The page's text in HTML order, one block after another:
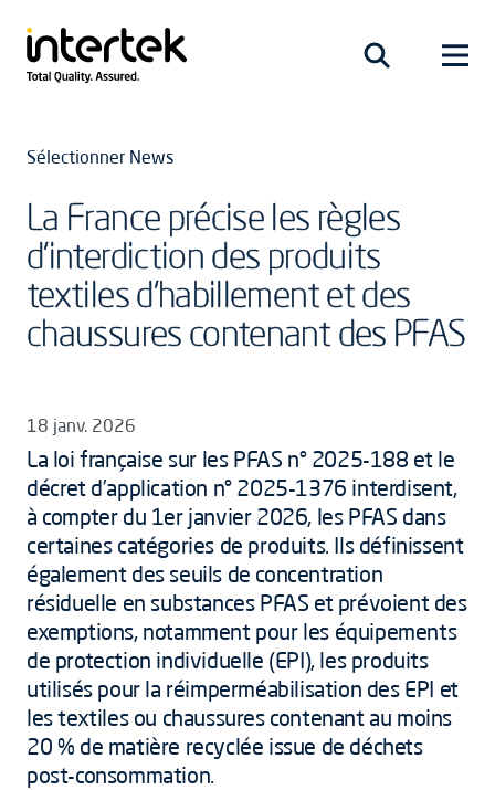
Sélectionner News
La France précise les règles
d’interdiction des produits
textiles d’habillement et des
chaussures contenant des PFAS
18 janv. 2026
La loi française sur les PFAS n° 2025-188 et le
décret d’application n° 2025-1376 interdisent,
à compter du 1er janvier 2026, les PFAS dans
certaines catégories de produits. Ils définissent
également des seuils de concentration
résiduelle en substances PFAS et prévoient des
exemptions, notamment pour les équipements
de protection individuelle (EPI), les produits
utilisés pour la réimperméabilisation des EPI et
les textiles ou chaussures contenant au moins
20 % de matière recyclée issue de déchets
post-consommation.